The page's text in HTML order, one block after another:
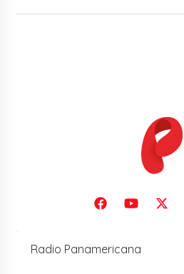
Radio Panamericana